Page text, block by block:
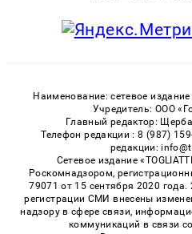
Наименование: сетевое
Учредитель: ООО
Главный редактор:
Телефон редакции : 8 (987)
редакции:
Сетевое издание
Роскомнадзором,
79071 от 15 сентября 2020
регистрации СМИ внесены
надзору в сфере связи,
коммуникаций в связи